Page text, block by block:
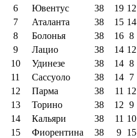
6
Ювентус 38 19 12
7
Аталанта 38 15 14
8
Болонья 38 16 8
9
Лацио 38 14 12
10
Удинезе 38 14 8
11
Сассуоло 38 14 7
12
Парма 38 11 12
13
Торино 38 12 9
14
Кальяри 38 11 10
15
Фиорентина 38 9 15